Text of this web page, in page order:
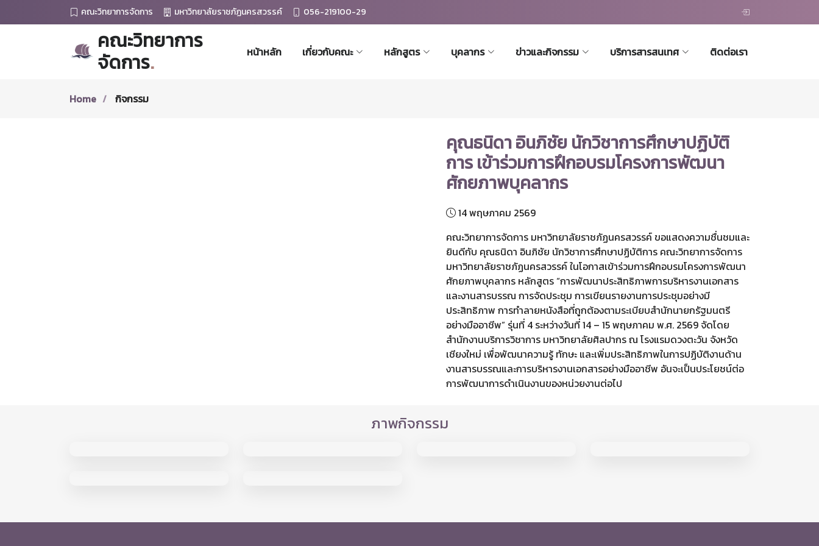
คณะวิทยาการจัดการ มหาวิทยาลัยราชภัฏนครสวรรค์ 056-219100-29
คณะวิทยาการ
จัดการ. หน้าหลัก เกี่ยวกับคณะ หลักสูตร บุคลากร ข่าวและกิจกรรม บริการสารสนเทศ ติดต่อเรา
Home กิจกรรม
คุณธนิดา อินภิชัย นักวิชาการศึกษาปฏิบัติ
การ เข้าร่วมการฝึกอบรมโครงการพัฒนา
ศักยภาพบุคลากร
14 พฤษภาคม 2569
คณะวิทยาการจัดการ มหาวิทยาลัยราชภัฏนครสวรรค์ ขอแสดงความชื่นชมและ
ยินดีกับ คุณธนิดา อินภิชัย นักวิชาการศึกษาปฏิบัติการ คณะวิทยาการจัดการ
มหาวิทยาลัยราชภัฏนครสวรรค์ ในโอกาสเข้าร่วมการฝึกอบรมโครงการพัฒนา
ศักยภาพบุคลากร หลักสูตร “การพัฒนาประสิทธิภาพการบริหารงานเอกสาร
และงานสารบรรณ การจัดประชุม การเขียนรายงานการประชุมอย่างมี
ประสิทธิภาพ การทำลายหนังสือที่ถูกต้องตามระเบียบสำนักนายกรัฐมนตรี
อย่างมืออาชีพ” รุ่นที่ 4 ระหว่างวันที่ 14 – 15 พฤษภาคม พ.ศ. 2569 จัดโดย
สำนักงานบริการวิชาการ มหาวิทยาลัยศิลปากร ณ โรงแรมดวงตะวัน จังหวัด
เชียงใหม่ เพื่อพัฒนาความรู้ ทักษะ และเพิ่มประสิทธิภาพในการปฏิบัติงานด้าน
งานสารบรรณและการบริหารงานเอกสารอย่างมืออาชีพ อันจะเป็นประโยชน์ต่อ
การพัฒนาการดำเนินงานของหน่วยงานต่อไป
ภาพกิจกรรม